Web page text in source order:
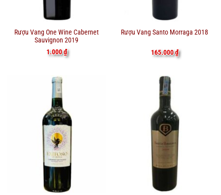
Rượu Vang One Wine Cabernet
Sauvignon 2019
1.000₫
Rượu Vang Santo Morraga 2018
165.000₫